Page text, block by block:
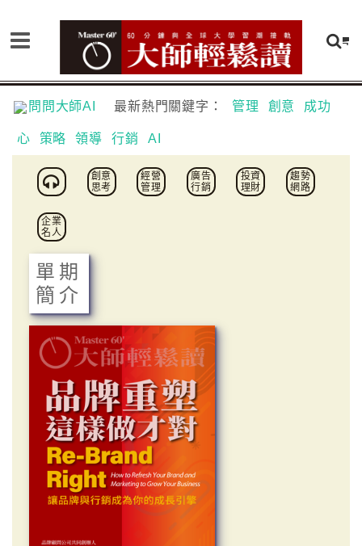
問問大師AI 最新熱門關鍵字： 管理 創意 成功
心 策略 領導 行銷 AI
創意
思考
經營
管理
廣告
行銷
投資
理財
趨勢
網路
企業
名人
單期
簡介